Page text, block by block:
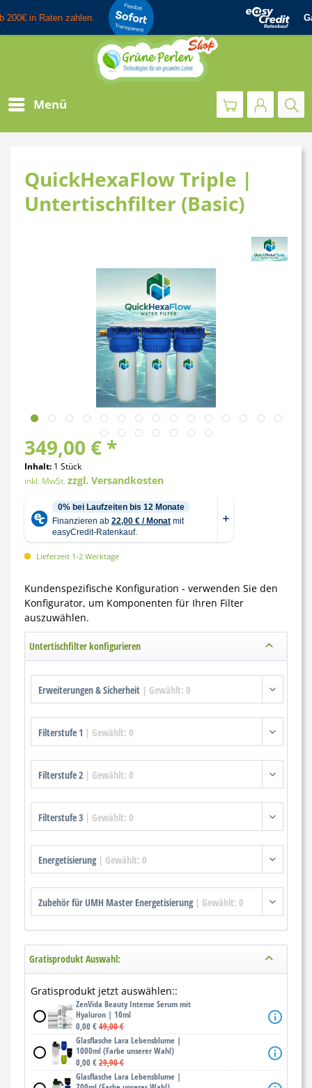
Menü
QuickHexaFlow Triple |
Untertischfilter (Basic)
349,00 € *
Inhalt: 1 Stück
inkl. MwSt.zzgl. Versandkosten
Lieferzeit 1-2 Werktage
Kundenspezifische Konfiguration - verwenden Sie den
Konfigurator, um Komponenten für Ihren Filter
auszuwählen.
Untertischfilter konfigurieren
Erweiterungen & Sicherheit | Gewählt: 0
Filterstufe 1 | Gewählt: 0
Filterstufe 2 | Gewählt: 0
Filterstufe 3 | Gewählt: 0
Energetisierung | Gewählt: 0
Zubehör für UMH Master Energetisierung | Gewählt: 0
Gratisprodukt Auswahl:
Gratisprodukt jetzt auswählen::
ZenVida Beauty Intense Serum mit
Hyaluron | 10ml
0,00 €49,00 €
Glasflasche Lara Lebensblume |
1000ml (Farbe unserer Wahl)
0,00 €29,90 €
Glasflasche Lara Lebensblume |